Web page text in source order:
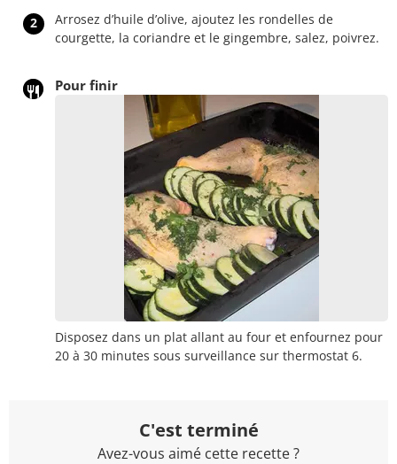
2
Arrosez d’huile d’olive, ajoutez les rondelles de
courgette, la coriandre et le gingembre, salez, poivrez.
Pour finir
Disposez dans un plat allant au four et enfournez pour
20 à 30 minutes sous surveillance sur thermostat 6.
C'est terminé
Avez-vous aimé cette recette ?